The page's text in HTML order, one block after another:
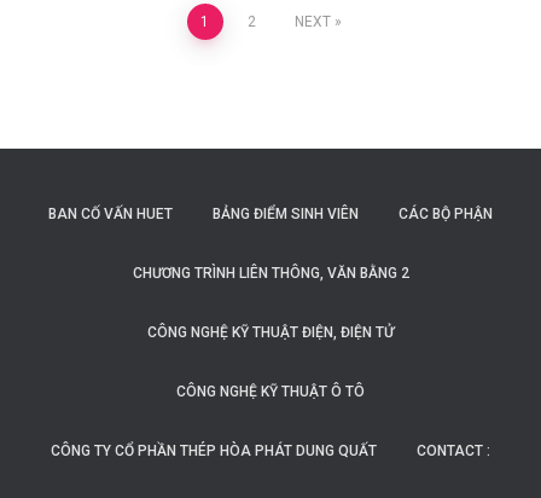
1 2 NEXT
BAN CỐ VẤN HUET BẢNG ĐIỂM SINH VIÊN CÁC BỘ PHẬN
CHƯƠNG TRÌNH LIÊN THÔNG, VĂN BẰNG 2
CÔNG NGHỆ KỸ THUẬT ĐIỆN, ĐIỆN TỬ
CÔNG NGHỆ KỸ THUẬT Ô TÔ
CÔNG TY CỔ PHẦN THÉP HÒA PHÁT DUNG QUẤT CONTACT :